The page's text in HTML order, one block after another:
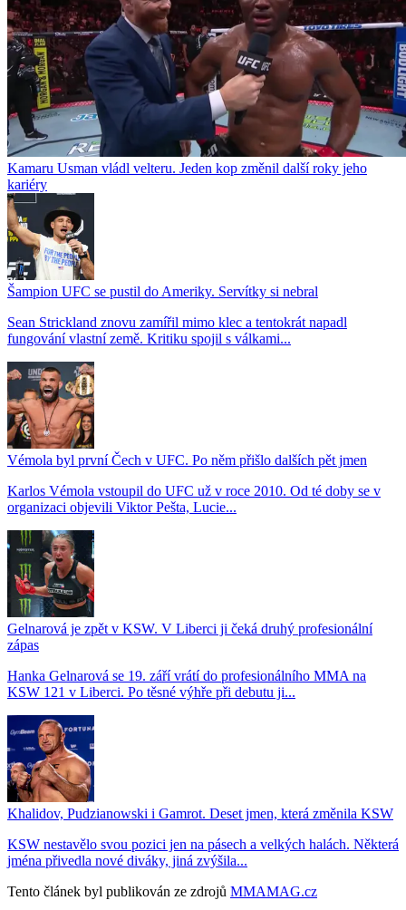
Kamaru Usman vládl velteru. Jeden kop změnil další roky jeho
kariéry
Šampion UFC se pustil do Ameriky. Servítky si nebral
Sean Strickland znovu zamířil mimo klec a tentokrát napadl
fungování vlastní země. Kritiku spojil s válkami...
Vémola byl první Čech v UFC. Po něm přišlo dalších pět jmen
Karlos Vémola vstoupil do UFC už v roce 2010. Od té doby se v
organizaci objevili Viktor Pešta, Lucie...
Gelnarová je zpět v KSW. V Liberci ji čeká druhý profesionální
zápas
Hanka Gelnarová se 19. září vrátí do profesionálního MMA na
KSW 121 v Liberci. Po těsné výhře při debutu ji...
Khalidov, Pudzianowski i Gamrot. Deset jmen, která změnila KSW
KSW nestavělo svou pozici jen na pásech a velkých halách. Některá
jména přivedla nové diváky, jiná zvýšila...
Tento článek byl publikován ze zdrojů MMAMAG.cz